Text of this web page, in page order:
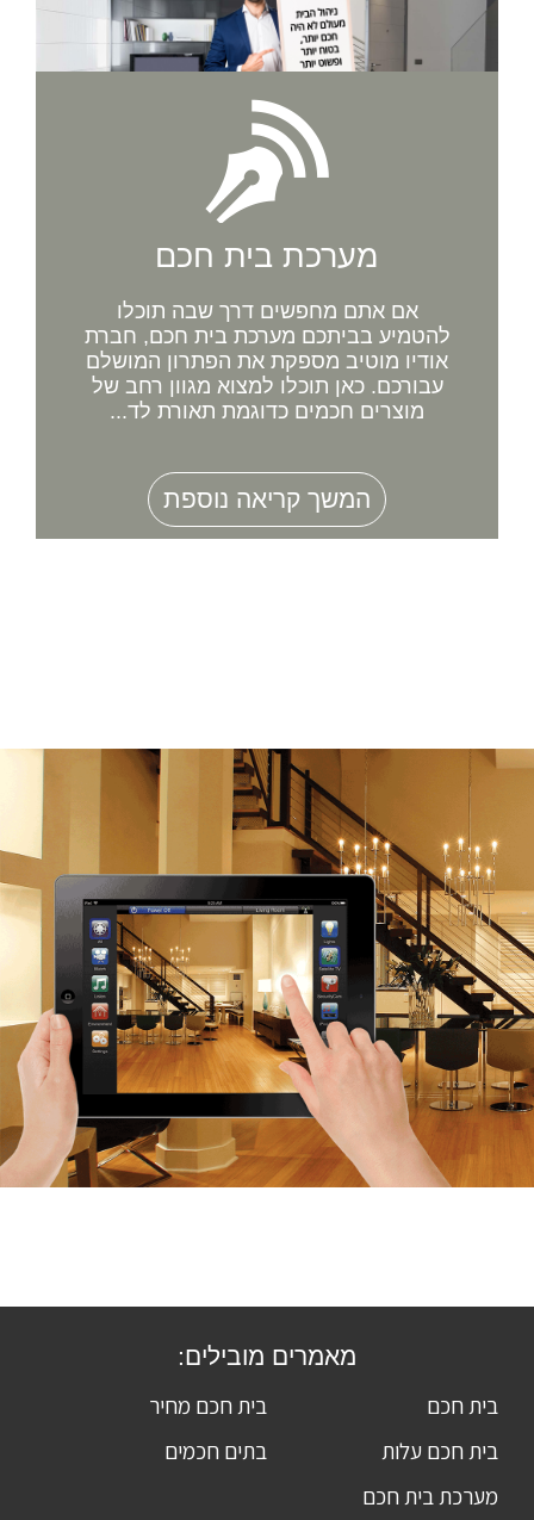
מערכת בית חכם
אם אתם מחפשים דרך שבה תוכלו
להטמיע בביתכם מערכת בית חכם, חברת
אודיו מוטיב מספקת את הפתרון המושלם
עבורכם. כאן תוכלו למצוא מגוון רחב של
מוצרים חכמים כדוגמת תאורת לד...
המשך קריאה נוספת
מאמרים מובילים:
בית חכם
בית חכם מחיר
בית חכם עלות
בתים חכמים
מערכת בית חכם